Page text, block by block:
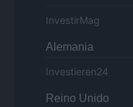
InvestirMag
Alemania
Investieren24
Reino Unido